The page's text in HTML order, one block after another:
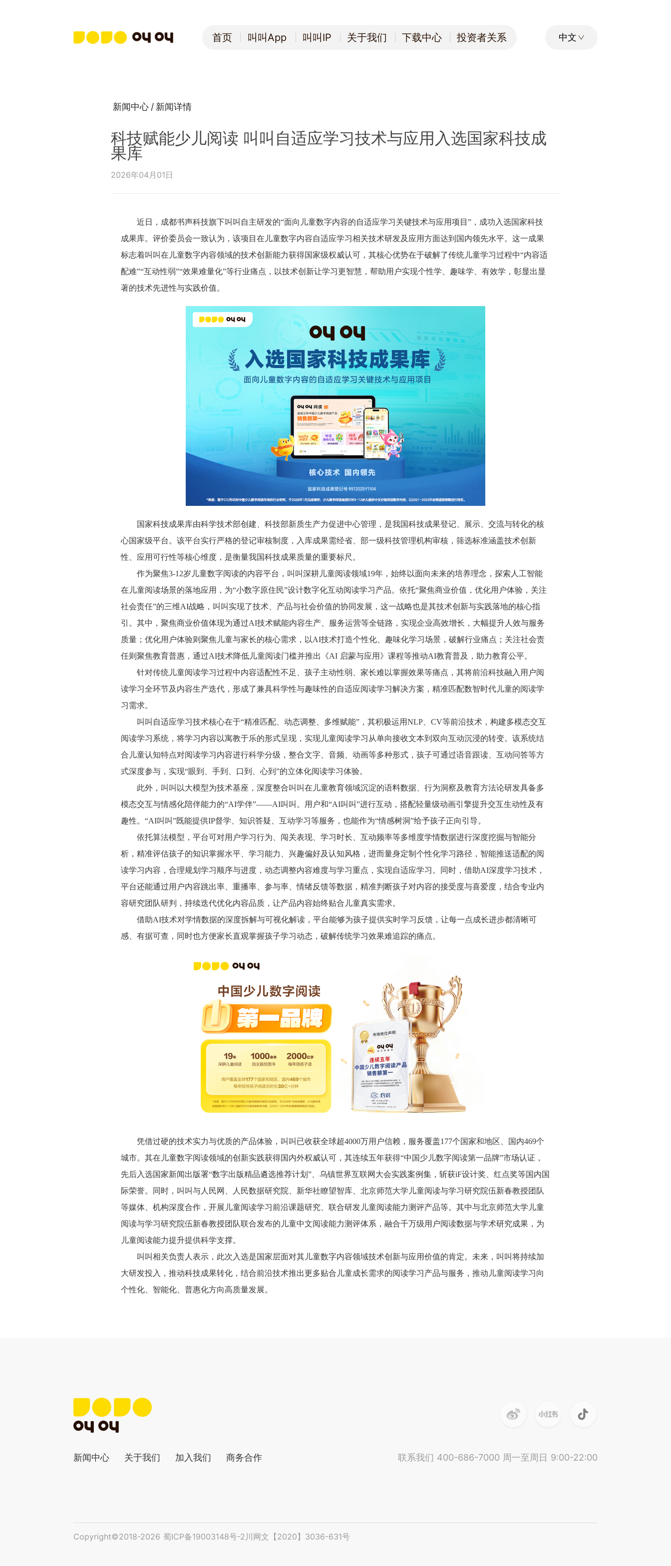
首页
叫叫App
叫叫IP
关于我们
下载中心
投资者关系
中文
新闻中心 / 新闻详情
科技赋能少儿阅读 叫叫自适应学习技术与应用入选国家科技成
果库
2026年04月01日
近日，成都书声科技旗下叫叫自主研发的“面向儿童数字内容的自适应学习关键技术与应用项目”，成功入选国家科技
成果库。 评价委员会一致认为，该项目在儿童数字内容自适应学习相关技术研发及应用方面达到国内领先水平。 这一成果
标志着叫叫在儿童数字内容领域的技术创新能力获得国家级权威认可，其核心优势在于破解了传统儿童学习过程中“内容适
配难”“互动性弱”“效果难量化”等行业痛点，以技术创新让学习更智慧，帮助用户实现个性学、趣味学、有效学，彰显出显
著的技术先进性与实践价值。
国家科技成果库由科学技术部创建、科技部新质生产力促进中心管理，是我国科技成果登记、展示、交流与转化的核
心国家级平台。该平台实行严格的登记审核制度，入库成果需经省、部一级科技管理机构审核，筛选标准涵盖技术创新
性、应用可行性等核心维度，是衡量我国科技成果质量的重要标尺。
作为聚焦3-12岁儿童数字阅读的内容平台，叫叫深耕儿童阅读领域19年，始终以面向未来的培养理念，探索人工智能
在儿童阅读场景的落地应用，为“小数字原住民”设计数字化互动阅读学习产品。 依托“聚焦商业价值，优化用户体验，关注
社会责任”的三维AI战略，叫叫实现了技术、产品与社会价值的协同发展，这一战略也是其技术创新与实践落地的核心指
引。其中，聚焦商业价值体现为通过AI技术赋能内容生产、服务运营等全链路，实现企业高效增长，大幅提升人效与服务
质量；优化用户体验则聚焦儿童与家长的核心需求，以AI技术打造个性化、趣味化学习场景，破解行业痛点；关注社会责
任则聚焦教育普惠，通过AI技术降低儿童阅读门槛并推出《AI 启蒙与应用》课程等推动AI教育普及，助力教育公平。
针对传统儿童阅读学习过程中内容适配性不足、孩子主动性弱、家长难以掌握效果等痛点，其将前沿科技融入用户阅
读学习全环节及内容生产迭代，形成了兼具科学性与趣味性的自适应阅读学习解决方案，精准匹配数智时代儿童的阅读学
习需求。
叫叫自适应学习技术核心在于“精准匹配、动态调整、多维赋能”，其积极运用NLP、CV等前沿技术，构建多模态交互
阅读学习系统，将学习内容以寓教于乐的形式呈现，实现儿童阅读学习从单向接收文本到双向互动沉浸的转变。该系统结
合儿童认知特点对阅读学习内容进行科学分级，整合文字、音频、动画等多种形式，孩子可通过语音跟读、互动问答等方
式深度参与，实现“眼到、手到、口到、心到”的立体化阅读学习体验。
此外，叫叫以大模型为技术基座，深度整合叫叫在儿童教育领域沉淀的语料数据、行为洞察及教育方法论研发具备多
模态交互与情感化陪伴能力的“AI学伴”——AI叫叫。用户和“AI叫叫”进行互动，搭配轻量级动画引擎提升交互生动性及有
趣性。“AI叫叫”既能提供IP督学、知识答疑、互动学习等服务，也能作为“情感树洞”给予孩子正向引导。
依托算法模型，平台可对用户学习行为、闯关表现、学习时长、互动频率等多维度学情数据进行深度挖掘与智能分
析，精准评估孩子的知识掌握水平、学习能力、兴趣偏好及认知风格，进而量身定制个性化学习路径，智能推送适配的阅
读学习内容，合理规划学习顺序与进度，动态调整内容难度与学习重点，实现自适应学习。同时，借助AI深度学习技术，
平台还能通过用户内容跳出率、重播率、参与率、情绪反馈等数据，精准判断孩子对内容的接受度与喜爱度，结合专业内
容研究团队研判，持续迭代优化内容品质，让产品内容始终贴合儿童真实需求。
借助AI技术对学情数据的深度拆解与可视化解读，平台能够为孩子提供实时学习反馈，让每一点成长进步都清晰可
感、有据可查，同时也方便家长直观掌握孩子学习动态，破解传统学习效果难追踪的痛点。
凭借过硬的技术实力与优质的产品体验，叫叫已收获全球超4000万用户信赖，服务覆盖177个国家和地区、国内469个
城市。其在儿童数字阅读领域的创新实践获得国内外权威认可，其连续五年获得“中国少儿数字阅读第一品牌”市场认证，
先后入选国家新闻出版署“数字出版精品遴选推荐计划”、乌镇世界互联网大会实践案例集，斩获iF设计奖、红点奖等国内国
际荣誉。同时，叫叫与人民网、人民数据研究院、 新华社瞭望智库、 北京师范大学 儿童阅读与学习研究院伍新春教授团队
等媒体、 机构深度合作， 开展儿童阅读学习前沿课题研究 联合研发儿童阅读能力测评产品等。其中与北京师范大学 儿童
阅读与学习研究院伍新春教授团队联合发布的儿童中文阅读能力测评体系，融合千万级用户阅读数据与学术研究成果，为
儿童阅读能力提升提供科学支撑。
叫叫相关负责人表示，此次入选是国家层面对其儿童数字内容领域技术创新与应用价值的肯定。未来，叫叫将持续加
大研发投入，推动科技成果转化，结合前沿技术推出更多贴合儿童成长需求的阅读学习产品与服务，推动儿童阅读学习向
个性化、智能化、普惠化方向高质量发展。
新闻中心 关于我们 加入我们 商务合作 联系我们 400-686-7000 周一至周日 9:00-22:00
Copyright©2018-2026 蜀ICP备19003148号-2 川网文【2020】3036-631号